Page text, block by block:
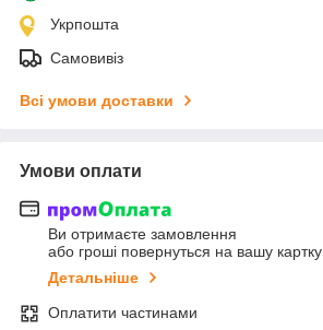
Укрпошта
Самовивіз
Всі умови доставки
Умови оплати
Ви отримаєте замовлення
або гроші повернуться на вашу картку
Детальніше
Оплатити частинами